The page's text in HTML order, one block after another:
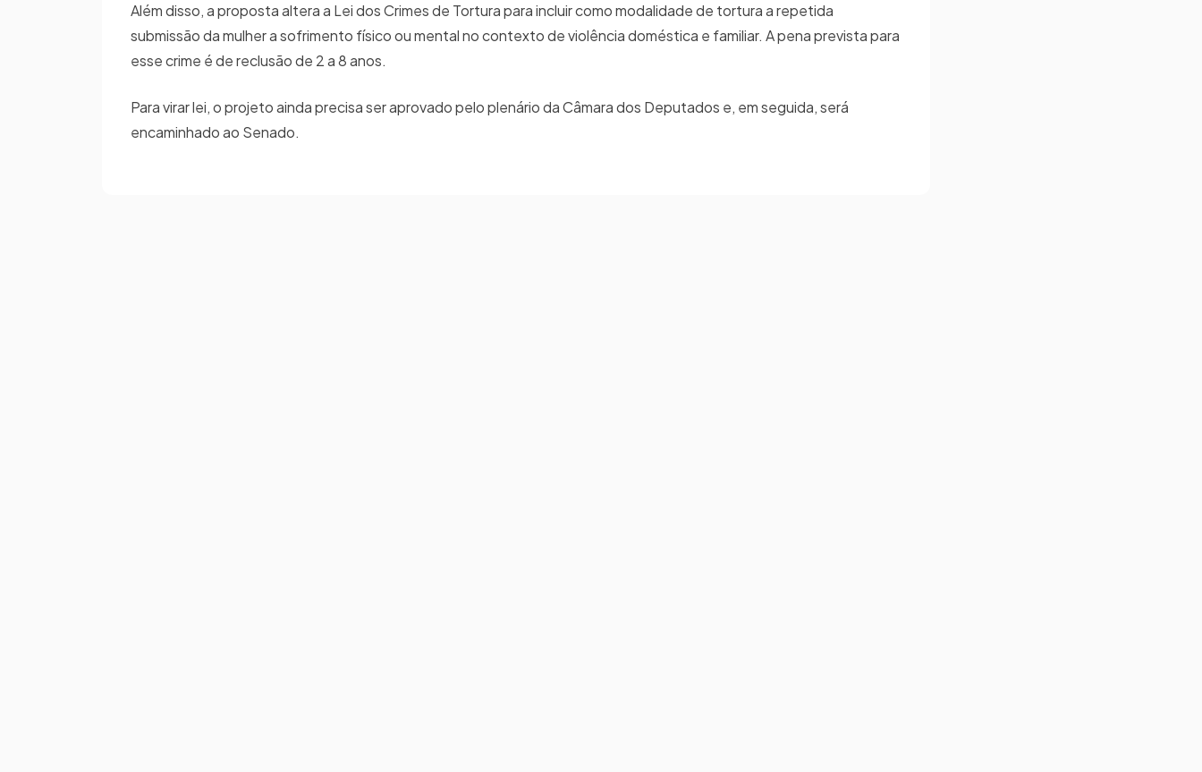
Além disso, a proposta altera a Lei dos Crimes de Tortura para incluir como modalidade de tortura a repetida
submissão da mulher a sofrimento físico ou mental no contexto de violência doméstica e familiar. A pena prevista para
esse crime é de reclusão de 2 a 8 anos.
Para virar lei, o projeto ainda precisa ser aprovado pelo plenário da Câmara dos Deputados e, em seguida, será
encaminhado ao Senado.